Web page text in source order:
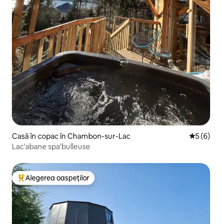
Casă în copac în Chambon-sur-Lac Scor
5 (6)
Lac'abane spa'bulleuse
Locuință din topul categoriei Alegerea oaspeților
Alegerea oaspeților